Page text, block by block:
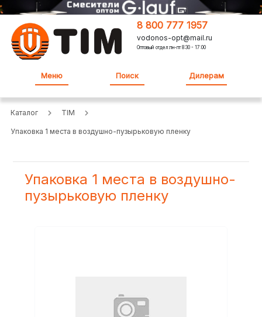
8 800 777 1957
vodonos-opt@mail.ru
Оптовый отдел:пн-пт 8:30 - 17:00
Меню Поиск Дилерам
Каталог TIM
Упаковка 1 места в воздушно-пузырьковую пленку
Упаковка 1 места в воздушно-
пузырьковую пленку